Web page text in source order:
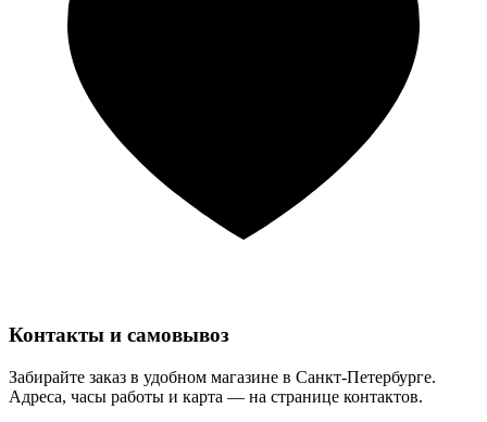
Контакты и самовывоз
Забирайте заказ в удобном магазине в Санкт-Петербурге.
Адреса, часы работы и карта — на странице контактов.